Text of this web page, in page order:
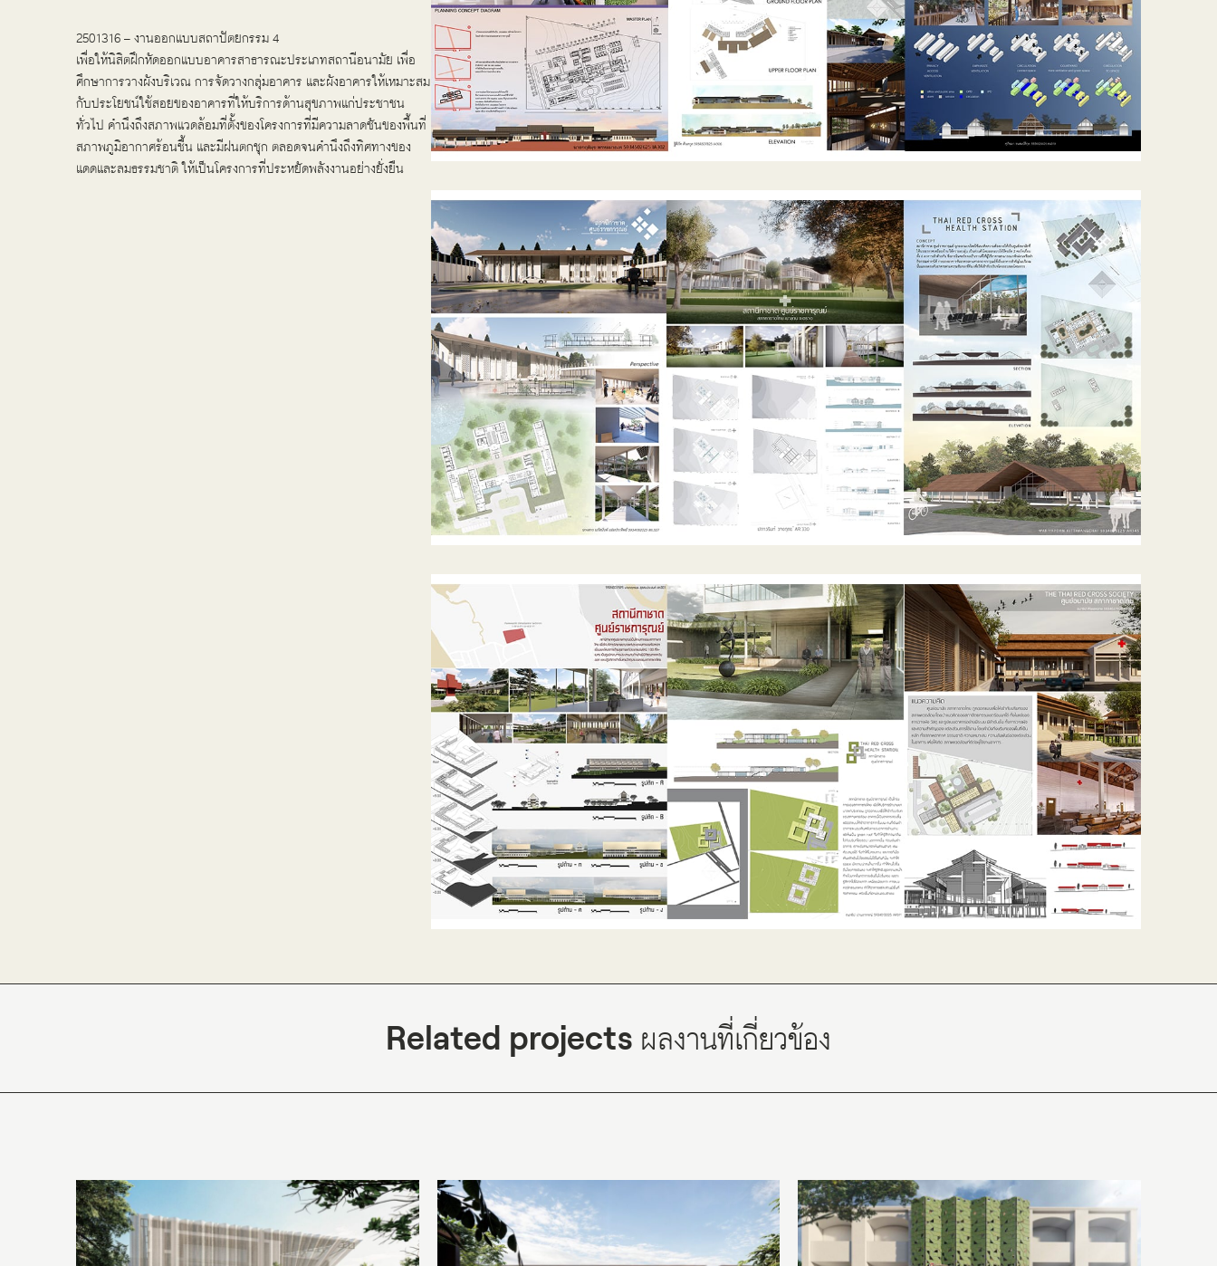
M.Sc. (Architecture)
Ph.D. (Architecture)
Projects
People
About
Do Visual Lab
2501316 – งานออกแบบสถาปัตยกรรม 4
เพื่อให้นิสิตฝึกหัดออกแบบอาคารสาธารณะประเภทสถานีอนามัย เพื่อ
ศึกษาการวางผังบริเวณ การจัดวางกลุ่มอาคาร และผังอาคารให้เหมาะสม
กับประโยชน์ใช้สอยของอาคารที่ให้บริการด้านสุขภาพแก่ประชาชน
ทั่วไป คำนึงถึงสภาพแวดล้อมที่ตั้งของโครงการที่มีความลาดชันของพื้นที่
สภาพภูมิอากาศร้อนชื้น และมีฝนตกชุก ตลอดจนคำนึงถึงทิศทางของ
แดดและลมธรรมชาติ ให้เป็นโครงการที่ประหยัดพลังงานอย่างยั่งยืน
Related projects ผลงานที่เกี่ยวข้อง